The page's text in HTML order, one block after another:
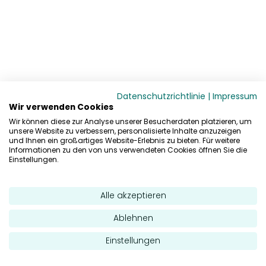
Datenschutzrichtlinie | Impressum
Wir verwenden Cookies
Wir können diese zur Analyse unserer Besucherdaten platzieren, um
unsere Website zu verbessern, personalisierte Inhalte anzuzeigen
und Ihnen ein großartiges Website-Erlebnis zu bieten. Für weitere
Informationen zu den von uns verwendeten Cookies öffnen Sie die
Einstellungen.
Alle akzeptieren
Ablehnen
Einstellungen